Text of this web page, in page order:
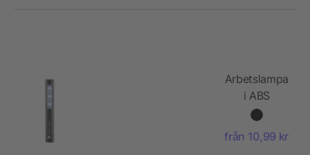
Arbetslampa
i ABS
från 10,99 kr